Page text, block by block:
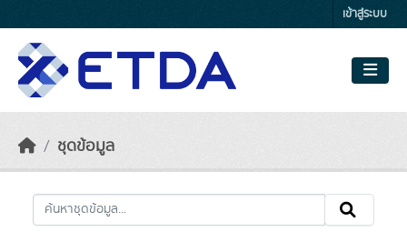
เข้าสู่ระบบ
ชุดข้อมูล